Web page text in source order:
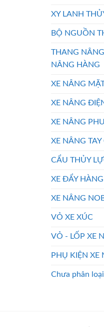
XY LANH
BỘ NGUỒN
THANG
NÂNG HÀNG
XE NÂNG
XE NÂNG
XE NÂNG
XE NÂNG
CẨU THỦY
XE ĐẨY HÀNG
XE NÂNG
VỎ XE XÚC
VỎ - LỐP XE
PHỤ KIỆN XE
Chưa phân loại